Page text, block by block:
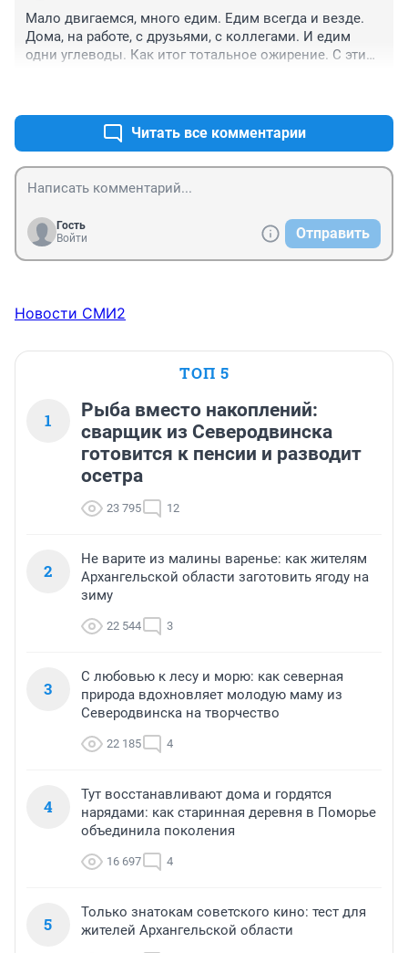
Мало двигаемся, много едим. Едим всегда и везде.
Дома, на работе, с друзьями, с коллегами. И едим
одни углеводы. Как итог тотальное ожирение. С этим
Читать все комментарии
Гость
Войти
Отправить
Новости СМИ2
ТОП 5
1
Рыба вместо накоплений:
сварщик из Северодвинска
готовится к пенсии и разводит
осетра
23 795 12
2
Не варите из малины варенье: как жителям
Архангельской области заготовить ягоду на
зиму
22 544 3
3
С любовью к лесу и морю: как северная
природа вдохновляет молодую маму из
Северодвинска на творчество
22 185 4
4
Тут восстанавливают дома и гордятся
нарядами: как старинная деревня в Поморье
объединила поколения
16 697 4
5
Только знатокам советского кино: тест для
жителей Архангельской области